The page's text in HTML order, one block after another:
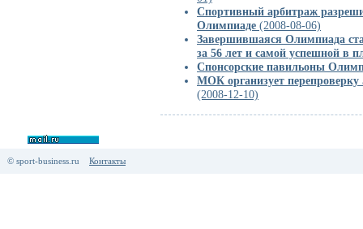
Спортивный арбитраж
Олимпиаде (2008-08-06)
Завершившаяся Олимпиада
за 56 лет и самой успешной в
Спонсорские павильоны
МОК организует
(2008-12-10)
© sport-business.ru Контакты